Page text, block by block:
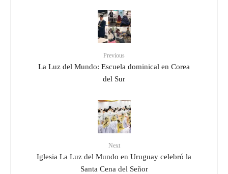
Previous
La Luz del Mundo: Escuela dominical en Corea
del Sur
Next
Iglesia La Luz del Mundo en Uruguay celebró la
Santa Cena del Señor